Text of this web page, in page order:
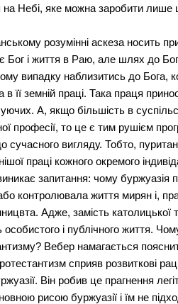
на Небі, яке можна заробити лише
розумінні аскеза носить
Бог і життя в Раю, але шлях до
випадку наблизитись до Бога,
в її земній праці. Така праця
А, якщо більшість в
професії, то це є тим рушієм
сучасного вигляду. Тобто,
праці кожного окремого
запитання: чому буржуазія
контролювала життя мирян і,
Адже, замість католицької
особистого і публічного життя.
Вебер намагається
сприяв розвиткові
Він робив це прагнення
рисою буржуазії і їм не